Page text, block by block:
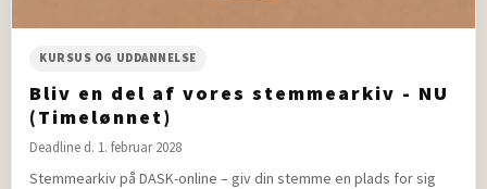
KURSUS OG UDDANNELSE
Bliv en del af vores stemmearkiv - NU
(Timelønnet)
Deadline d. 1. februar 2028
Stemmearkiv på DASK-online – giv din stemme en plads for sig